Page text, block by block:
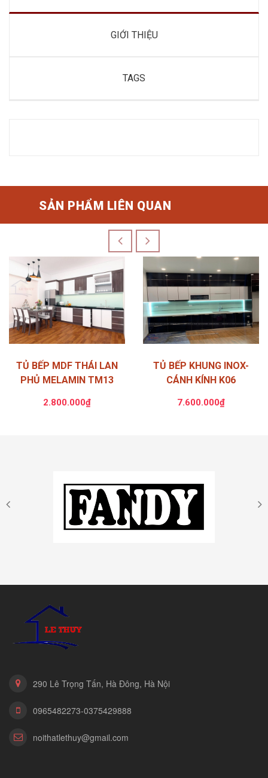
GIỚI THIỆU
TAGS
SẢN PHẨM LIÊN QUAN
TỦ BẾP MDF THÁI LAN
PHỦ MELAMIN TM13
2.800.000₫
TỦ BẾP KHUNG INOX-
CÁNH KÍNH K06
7.600.000₫
290 Lê Trọng Tấn, Hà Đông, Hà Nội
0965482273-0375429888
noithatlethuy@gmail.com